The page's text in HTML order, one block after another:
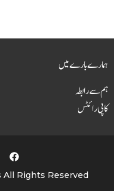
ہمارے بارے میں
ہم سے رابطہ
کاپی رائٹس
Rights Reserved